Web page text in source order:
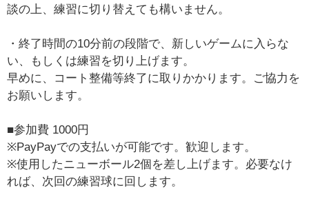
談の上、練習に切り替えても構いません。
・終了時間の10分前の段階で、新しいゲームに入らな
い、もしくは練習を切り上げます。
早めに、コート整備等終了に取りかかります。ご協力を
お願いします。
■参加費 1000円
※PayPayでの支払いが可能です。歓迎します。
※使用したニューボール2個を差し上げます。必要なけ
れば、次回の練習球に回します。